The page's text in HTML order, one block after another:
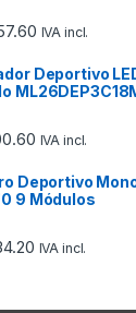
IVA incl.
Deportivo
IVA incl.
Deportivo
9 Módulos
IVA incl.